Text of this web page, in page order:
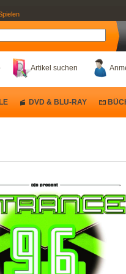
Artikel suchen
DVD & BLU-RAY